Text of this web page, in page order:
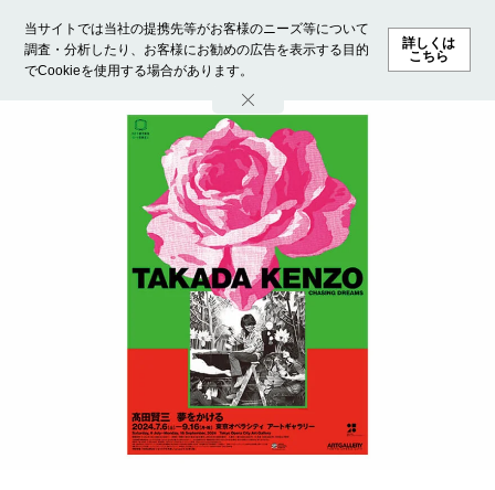
当サイトでは当社の提携先等がお客様のニーズ等について
調査・分析したり、お客様にお勧めの広告を表示する目的
でCookieを使用する場合があります。
詳しくは
こちら
ホーム モデル募集 ランキング ファッション ビューテ